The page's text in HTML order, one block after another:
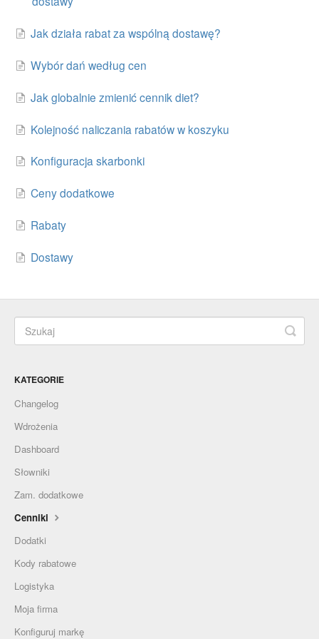
Jak działa rabat za wspólną dostawę?
Wybór dań według cen
Jak globalnie zmienić cennik diet?
Kolejność naliczania rabatów w koszyku
Konfiguracja skarbonki
Ceny dodatkowe
Rabaty
Dostawy
KATEGORIE
Changelog
Wdrożenia
Dashboard
Słowniki
Zam. dodatkowe
Cenniki
Dodatki
Kody rabatowe
Logistyka
Moja firma
Konfiguruj markę